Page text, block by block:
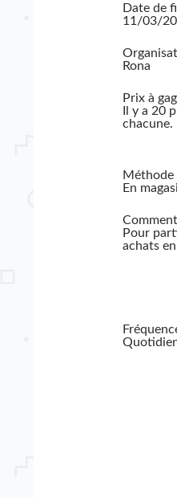
Date de
11/03/
Rona
Prix à
Il y a 20
chacune.
Méthode
En
Pour
achats